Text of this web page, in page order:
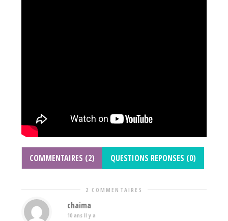
COMMENTAIRES (2) QUESTIONS REPONSES (0)
2 COMMENTAIRES
chaima
10 ans Il y a